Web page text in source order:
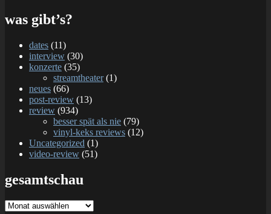
was gibt’s?
dates (11)
interview (30)
konzerte (35)
streamtheater(1)
neues (66)
post-review (13)
review (934)
besser spät als nie (79)
vinyl-keks reviews (12)
Uncategorized (1)
video-review (51)
gesamtschau
gesamtschau